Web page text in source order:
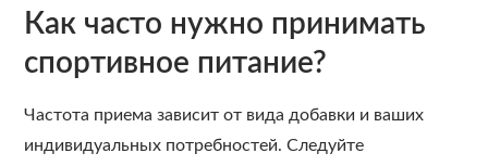
Как часто нужно принимать
спортивное питание?
Частота приема зависит от вида добавки и ваших
индивидуальных потребностей. Следуйте